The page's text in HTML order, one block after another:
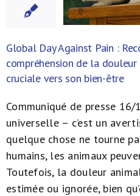
Global Day Against Pain :
compréhension de la douleur
cruciale vers son bien-être
Communiqué de presse
universelle – c’est un
quelque chose ne tourne
humains, les animaux
Toutefois, la douleur
estimée ou ignorée, bien